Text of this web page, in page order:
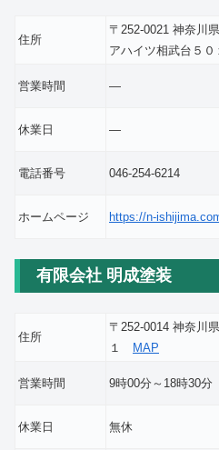
住所
〒252-0021 神奈川
アハイツ相武台５
営業時間 ―
休業日 ―
電話番号 046-254-6214
ホームページ https://n-
有限会社 明成塗装
住所
〒252-0014 神奈川
１
MAP
営業時間 9時00分～18時30分
休業日 無休